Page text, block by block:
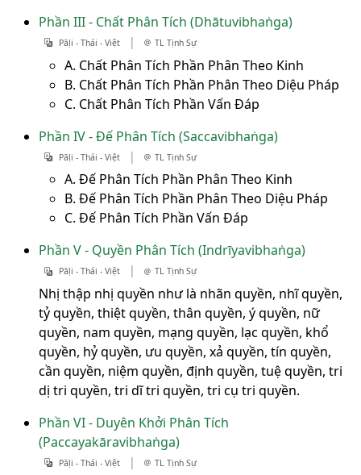
Phần III - Chất Phân Tích (Dhātuvibhaṅga)
Pāḷi - Thái - Việt | TL Tịnh Sự
A. Chất Phân Tích Phần Phân Theo Kinh
B. Chất Phân Tích Phần Phân Theo Diệu Pháp
C. Chất Phân Tích Phần Vấn Đáp
Phần IV - Đế Phân Tích (Saccavibhaṅga)
Pāḷi - Thái - Việt | TL Tịnh Sự
A. Đế Phân Tích Phần Phân Theo Kinh
B. Đế Phân Tích Phần Phân Theo Diệu Pháp
C. Đế Phân Tích Phần Vấn Đáp
Phần V - Quyền Phân Tích (Indrīyavibhaṅga)
Pāḷi - Thái - Việt | TL Tịnh Sự
Nhị thập nhị quyền như là nhãn quyền, nhĩ quyền,
tỷ quyền, thiệt quyền, thân quyền, ý quyền, nữ
quyền, nam quyền, mạng quyền, lạc quyền, khổ
quyền, hỷ quyền, ưu quyền, xả quyền, tín quyền,
cần quyền, niệm quyền, định quyền, tuệ quyền, tri
dị tri quyền, tri dĩ tri quyền, tri cụ tri quyền.
Phần VI - Duyên Khởi Phân Tích
(Paccayakāravibhaṅga)
Pāḷi - Thái - Việt | TL Tịnh Sự